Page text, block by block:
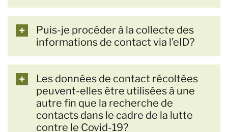
Puis-je procéder à la collecte des
informations de contact via l’eID?
Les données de contact récoltées
peuvent-elles être utilisées à une
autre fin que la recherche de
contacts dans le cadre de la lutte
contre le Covid-19?